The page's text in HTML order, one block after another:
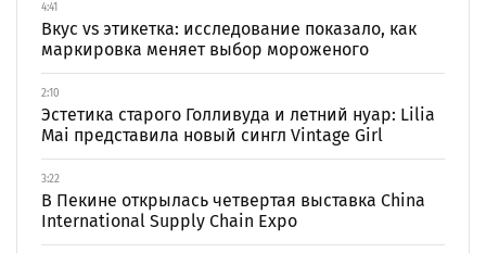
4:41
Вкус vs этикетка: исследование показало, как
маркировка меняет выбор мороженого
2:10
Эстетика старого Голливуда и летний нуар: Lilia
Mai представила новый сингл Vintage Girl
3:22
В Пекине открылась четвертая выставка China
International Supply Chain Expo